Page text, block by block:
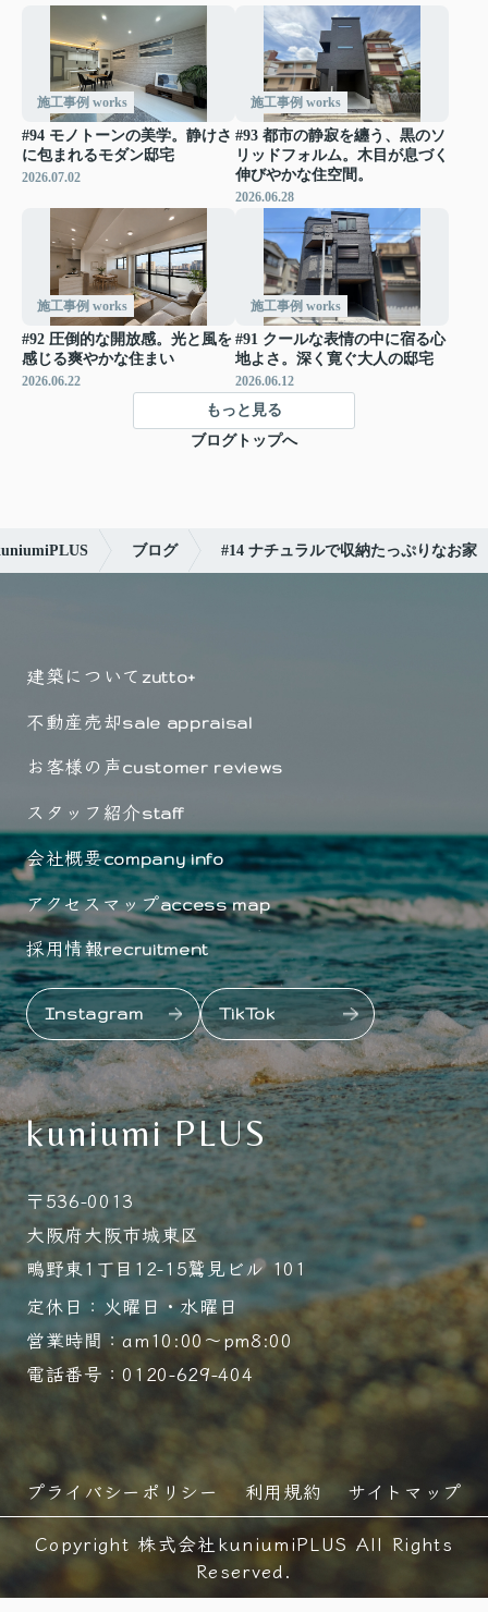
施工事例 works
#94 モノトーンの美学。静けさ
に包まれるモダン邸宅
2026.07.02
施工事例 works
#93 都市の静寂を纏う、黒のソ
リッドフォルム。木目が息づく
伸びやかな住空間。
2026.06.28
施工事例 works
#92 圧倒的な開放感。光と風を
感じる爽やかな住まい
2026.06.22
施工事例 works
#91 クールな表情の中に宿る心
地よさ。深く寛ぐ大人の邸宅
2026.06.12
もっと見る
ブログトップへ
ブログ #14 ナチュラルで収納たっぷりなお家
建築について zutto+
不動産売却sale appraisal
お客様の声customer reviews
スタッフ紹介staff
会社概要company info
アクセスマップaccess map
採用情報recruitment
Instagram TikTok
kuniumi PLUS
〒536-0013
大阪府大阪市城東区
鴫野東1丁目12-15鷲見ビル 101
定休日：火曜日・水曜日
営業時間：am10:00～pm8:00
電話番号：0120-629-404
プライバシーポリシー 利用規約
サイトマップ
Copyright 株式会社kuniumiPLUS All Rights
Reserved.